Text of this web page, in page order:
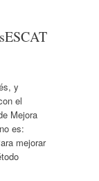
y
el
Mejora
es:
mejorar